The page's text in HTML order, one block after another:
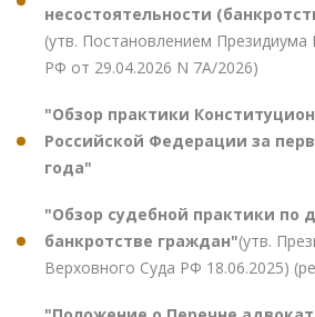
несостоятельности
(утв. Постановлением Президиума
РФ от 29.04.2026 N 7А/2026)
"Обзор практики
Российской Федерации за
года"
"Обзор судебной практики по
банкротстве граждан"(утв.
Верховного Суда РФ 18.06.2025)